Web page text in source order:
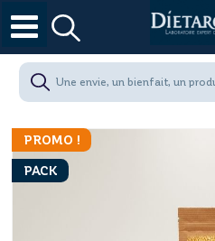
PROMO !
PACK